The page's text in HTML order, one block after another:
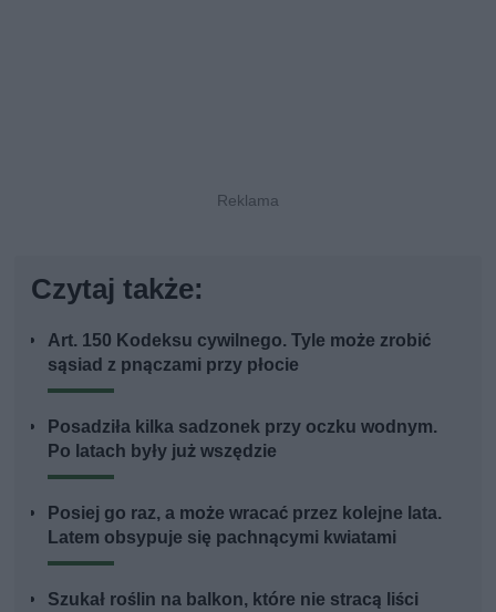
Czytaj także:
Art. 150 Kodeksu cywilnego. Tyle może zrobić
sąsiad z pnączami przy płocie
Posadziła kilka sadzonek przy oczku wodnym.
Po latach były już wszędzie
Posiej go raz, a może wracać przez kolejne lata.
Latem obsypuje się pachnącymi kwiatami
Szukał roślin na balkon, które nie stracą liści